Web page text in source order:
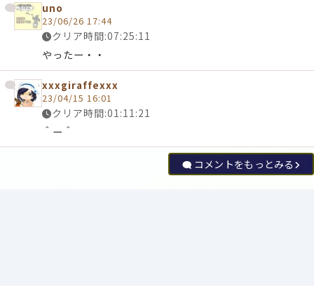
uno
23/06/26 17:44
クリア時間:07:25:11
やったー・・
xxxgiraffexxx
23/04/15 16:01
クリア時間:01:11:21
＾ー＾
コメントをもっとみる